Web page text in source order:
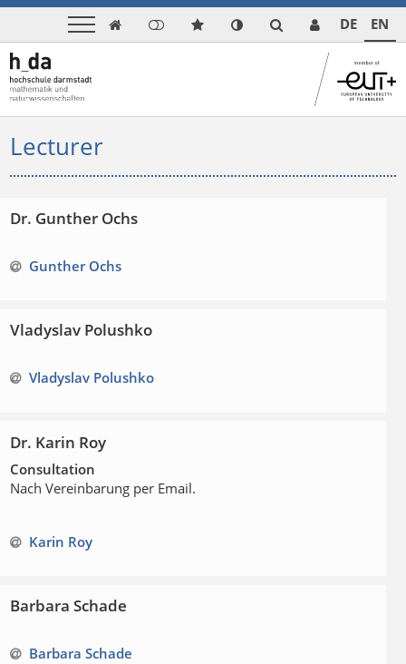
 DE EN
Lecturer
Dr. Gunther Ochs
Gunther Ochs
Vladyslav Polushko
Vladyslav Polushko
Dr. Karin Roy
Consultation
Nach Vereinbarung per Email.
Karin Roy
Barbara Schade
Barbara Schade